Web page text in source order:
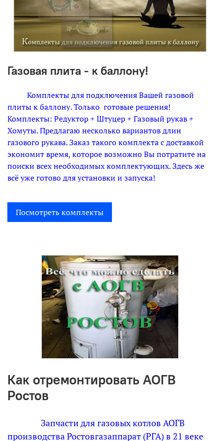
Газовая плита - к баллону!
Комплекты для подключения Вашей газовой
плиты к баллону. Только готовые решения!
Комплекты: Редуктор + Штуцер + Газовый рукав +
Хомуты. Предлагаю несколько вариантов длин
газового рукава. Заказ такого комплекта с доставкой
экономит время, которое возможно Вы потратите на
поиски всех необходимых комплектующих. Здесь же
всё уже готово для установки и запуска!
Посмотреть комплекты
Как отремонтировать АОГВ
Ростов
Запчасти для газовых котлов АОГВ
производства Ростовгазаппарат (РГА) в 21 веке